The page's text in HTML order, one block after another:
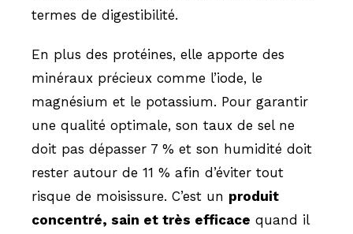
termes de digestibilité.
En plus des protéines, elle apporte des
minéraux précieux comme l’iode, le
magnésium et le potassium. Pour garantir
une qualité optimale, son taux de sel ne
doit pas dépasser 7 % et son humidité doit
rester autour de 11 % afin d’éviter tout
risque de moisissure. C’est un produit
concentré, sain et très efficace quand il